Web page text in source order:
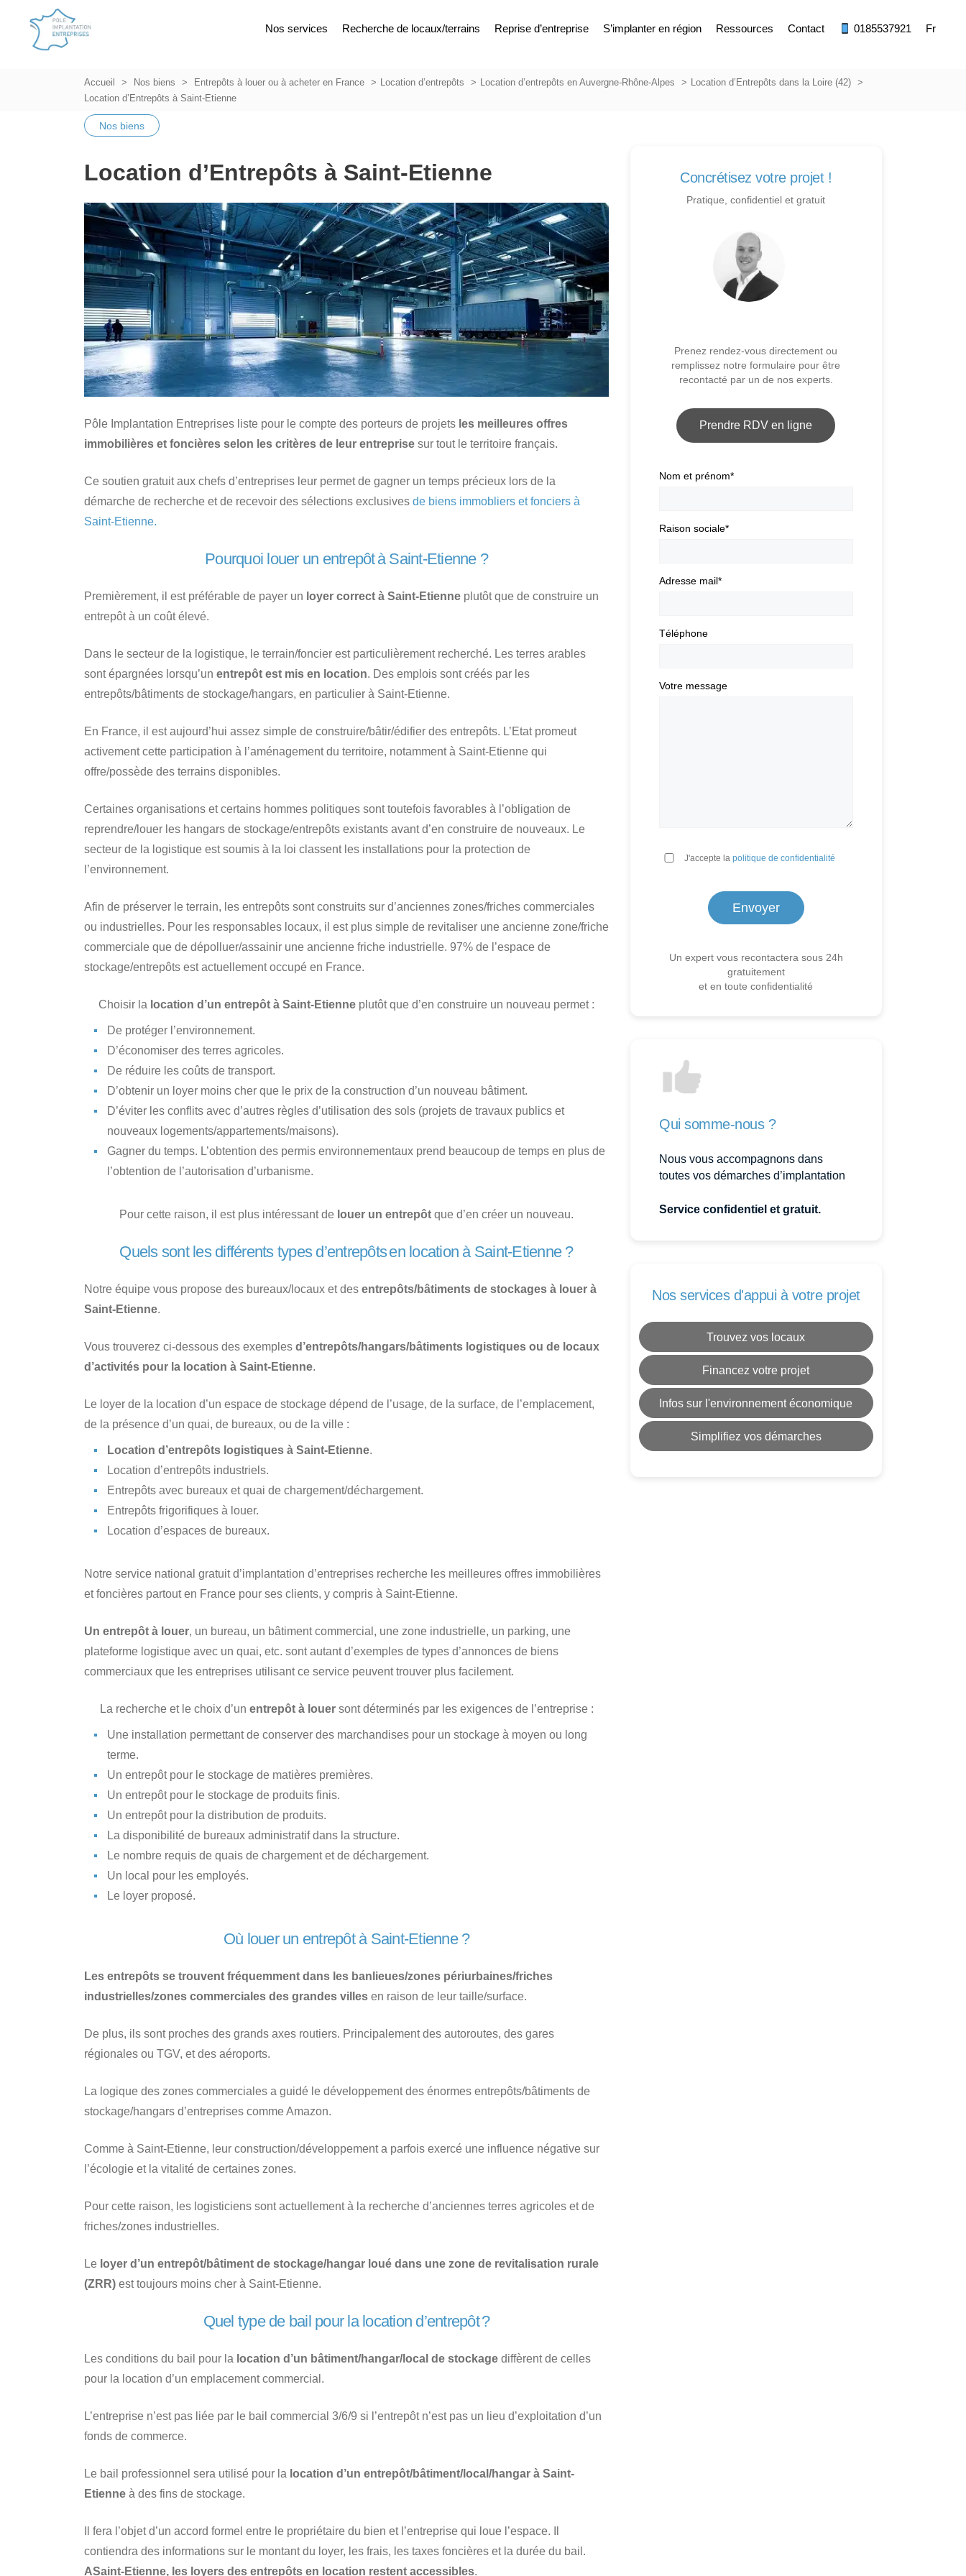
Nos services Recherche de locaux/terrains Reprise d’entreprise S’implanter en région Ressources Contact 0185537921 Fr
Accueil Nos biens Entrepôts à louer ou à acheter en France Location d’entrepôts Location d’entrepôts en Auvergne-Rhône-Alpes
Location d’Entrepôts dans la Loire (42)
Location d’Entrepôts à Saint-Etienne
Nos biens
Location d’Entrepôts à Saint-Etienne
Pôle Implantation Entreprises liste pour le compte des porteurs de projets les meilleures offres
immobilières et foncières selon les critères de leur entreprise sur tout le territoire français.
Ce soutien gratuit aux chefs d’entreprises leur permet de gagner un temps précieux lors de la
démarche de recherche et de recevoir des sélections exclusives de biens immobliers et fonciers à
Saint-Etienne.
Pourquoi louer un entrepôt à Saint-Etienne ?
Premièrement, il est préférable de payer un loyer correct à Saint-Etienne plutôt que de construire un
entrepôt à un coût élevé.
Dans le secteur de la logistique, le terrain/foncier est particulièrement recherché. Les terres arables
sont épargnées lorsqu’un entrepôt est mis en location. Des emplois sont créés par les
entrepôts/bâtiments de stockage/hangars, en particulier à Saint-Etienne.
En France, il est aujourd’hui assez simple de construire/bâtir/édifier des entrepôts. L’Etat promeut
activement cette participation à l’aménagement du territoire, notamment à Saint-Etienne qui
offre/possède des terrains disponibles.
Certaines organisations et certains hommes politiques sont toutefois favorables à l’obligation de
reprendre/louer les hangars de stockage/entrepôts existants avant d’en construire de nouveaux. Le
secteur de la logistique est soumis à la loi classent les installations pour la protection de
l’environnement.
Afin de préserver le terrain, les entrepôts sont construits sur d’anciennes zones/friches commerciales
ou industrielles. Pour les responsables locaux, il est plus simple de revitaliser une ancienne zone/friche
commerciale que de dépolluer/assainir une ancienne friche industrielle. 97% de l’espace de
stockage/entrepôts est actuellement occupé en France.
Choisir la location d’un entrepôt à Saint-Etienne plutôt que d’en construire un nouveau permet :
De protéger l’environnement.
D’économiser des terres agricoles.
De réduire les coûts de transport.
D’obtenir un loyer moins cher que le prix de la construction d’un nouveau bâtiment.
D’éviter les conflits avec d’autres règles d’utilisation des sols (projets de travaux publics et
nouveaux logements/appartements/maisons).
Gagner du temps. L’obtention des permis environnementaux prend beaucoup de temps en plus de
l’obtention de l’autorisation d’urbanisme.
Pour cette raison, il est plus intéressant de louer un entrepôt que d’en créer un nouveau.
Quels sont les différents types d’entrepôts en location à Saint-Etienne ?
Notre équipe vous propose des bureaux/locaux et des entrepôts/bâtiments de stockages à louer à
Saint-Etienne.
Vous trouverez ci-dessous des exemples d’entrepôts/hangars/bâtiments logistiques ou de locaux
d’activités pour la location à Saint-Etienne.
Le loyer de la location d’un espace de stockage dépend de l’usage, de la surface, de l’emplacement,
de la présence d’un quai, de bureaux, ou de la ville :
Location d’entrepôts logistiques à Saint-Etienne.
Location d’entrepôts industriels.
Entrepôts avec bureaux et quai de chargement/déchargement.
Entrepôts frigorifiques à louer.
Location d’espaces de bureaux.
Notre service national gratuit d’implantation d’entreprises recherche les meilleures offres immobilières
et foncières partout en France pour ses clients, y compris à Saint-Etienne.
Un entrepôt à louer, un bureau, un bâtiment commercial, une zone industrielle, un parking, une
plateforme logistique avec un quai, etc. sont autant d’exemples de types d’annonces de biens
commerciaux que les entreprises utilisant ce service peuvent trouver plus facilement.
La recherche et le choix d’un entrepôt à louersont déterminés par les exigences de l’entreprise :
Une installation permettant de conserver des marchandises pour un stockage à moyen ou long
terme.
Un entrepôt pour le stockage de matières premières.
Un entrepôt pour le stockage de produits finis.
Un entrepôt pour la distribution de produits.
La disponibilité de bureaux administratif dans la structure.
Le nombre requis de quais de chargement et de déchargement.
Un local pour les employés.
Le loyer proposé.
Où louer un entrepôt à Saint-Etienne ?
Les entrepôts se trouvent fréquemment dans les banlieues/zones périurbaines/friches
industrielles/zones commerciales des grandes villes en raison de leur taille/surface.
De plus, ils sont proches des grands axes routiers. Principalement des autoroutes, des gares
régionales ou TGV, et des aéroports.
La logique des zones commerciales a guidé le développement des énormes entrepôts/bâtiments de
stockage/hangars d’entreprises comme Amazon.
Comme à Saint-Etienne, leur construction/développement a parfois exercé une influence négative sur
l’écologie et la vitalité de certaines zones.
Pour cette raison, les logisticiens sont actuellement à la recherche d’anciennes terres agricoles et de
friches/zones industrielles.
Le loyer d’un entrepôt/bâtiment de stockage/hangar loué dans une zone de revitalisation rurale
(ZRR) est toujours moins cher à Saint-Etienne.
Quel type de bail pour la location d’entrepôt ?
Les conditions du bail pour la location d’un bâtiment/hangar/local de stockage diffèrent de celles
pour la location d’un emplacement commercial.
L’entreprise n’est pas liée par le bail commercial 3/6/9 si l’entrepôt n’est pas un lieu d’exploitation d’un
fonds de commerce.
Le bail professionnel sera utilisé pour la location d’un entrepôt/bâtiment/local/hangar à Saint-
Etienne à des fins de stockage.
Il fera l’objet d’un accord formel entre le propriétaire du bien et l’entreprise qui loue l’espace. Il
contiendra des informations sur le montant du loyer, les frais, les taxes foncières et la durée du bail.
ASaint-Etienne, les loyers des entrepôts en location restent accessibles.
Concrétisez votre projet !
Pratique, confidentiel et gratuit
Prenez rendez-vous directement ou
remplissez notre formulaire pour être
recontacté par un de nos experts.
Prendre RDV en ligne
Nom et prénom*
Raison sociale*
Adresse mail*
Téléphone
Votre message
J'accepte la politique de confidentialité
Un expert vous recontactera sous 24h
gratuitement
et en toute confidentialité
Qui somme-nous ?
Nous vous accompagnons dans
toutes vos démarches d’implantation
Service confidentiel et gratuit.
Nos services d'appui à votre projet
Trouvez vos locaux
Financez votre projet
Infos sur l'environnement économique
Simplifiez vos démarches